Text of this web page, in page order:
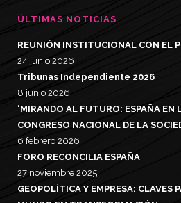
ÚLTIMAS NOTICIAS
REUNIÓN INSTITUCIONAL CON EL
24 junio 2026
Tribunas Independiente 2026
8 junio 2026
‘MIRANDO AL FUTURO: ESPAÑA EN
CONGRESO NACIONAL DE LA
6 febrero 2026
FORO RECONCILIA ESPAÑA
27 noviembre 2025
GEOPOLÍTICA Y EMPRESA: CLAVES